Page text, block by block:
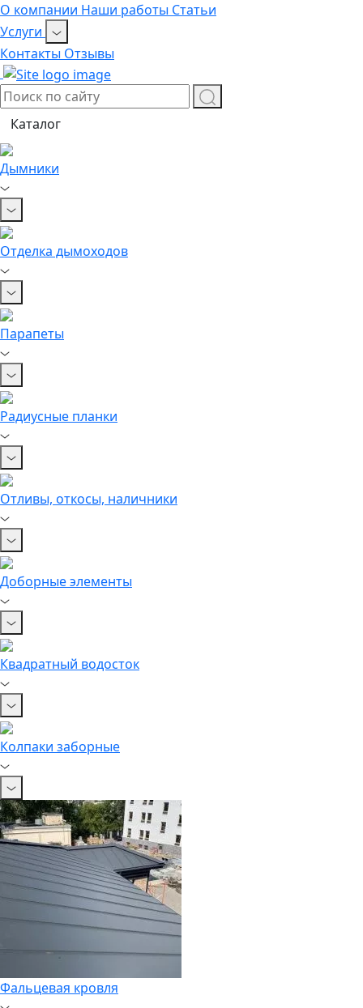
О компании Наши работы Статьи
Услуги
Контакты Отзывы
Каталог
Дымники
Отделка дымоходов
Парапеты
Радиусные планки
Отливы, откосы, наличники
Доборные элементы
Квадратный водосток
Колпаки заборные
Фальцевая кровля